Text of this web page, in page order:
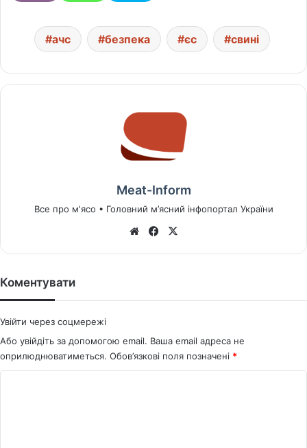
ачс безпека єс свині
Meat-Inform
Все про м'ясо • Головний м’ясний інфопортал України
We
Fa
Коментувати
Увійти через соцмережі
Або увійдіть за допомогою email. Ваша email адреса не
оприлюднюватиметься. Обов’язкові поля позначені *